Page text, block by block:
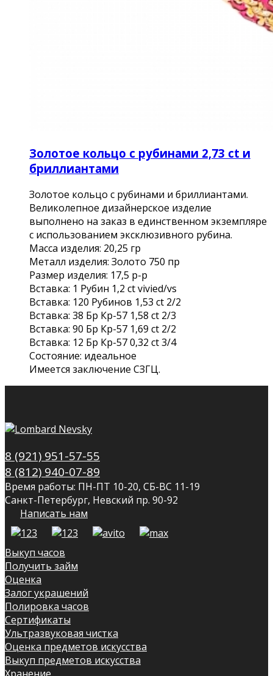
Золотое кольцо с рубинами 2,73 ct и
бриллиантами
Золотое кольцо с рубинами и бриллиантами.
Великолепное дизайнерское изделие
выполнено на заказ в единственном экземпляре
с использованием эксклюзивного рубина.
Масса изделия: 20,25 гр
Металл изделия: Золото 750 пр
Размер изделия: 17,5 р-р
Вставка: 1 Рубин 1,2 ct vivied/vs
Вставка: 120 Рубинов 1,53 сt 2/2
Вставка: 38 Бр Кр-57 1,58 ct 2/3
Вставка: 90 Бр Кр-57 1,69 ct 2/2
Вставка: 12 Бр Кр-57 0,32 ct 3/4
Состояние: идеальное
Имеется заключение СЗГЦ.
8 (921) 951-57-55
8 (812) 940-07-89
Время работы: ПН-ПТ 10-20, СБ-ВС 11-19
Санкт-Петербург, Невский пр. 90-92
Написать нам
Выкуп часов
Получить займ
Оценка
Залог украшений
Полировка часов
Сертификаты
Ультразвуковая чистка
Оценка предметов искусства
Выкуп предметов искусства